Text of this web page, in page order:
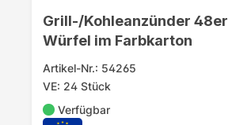
Grill-/Kohleanzünder 48er
Würfel im Farbkarton
Artikel-Nr.: 54265
VE: 24 Stück
Verfügbar